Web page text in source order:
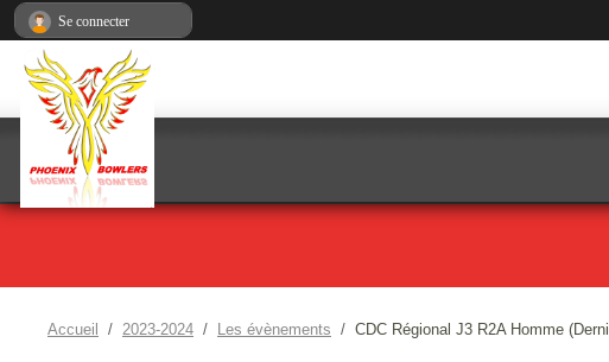
Accueil 2023-2024 Les évènements CDC Régional J3 R2A Homme
Se connecter
Panneau de gestion des cookies